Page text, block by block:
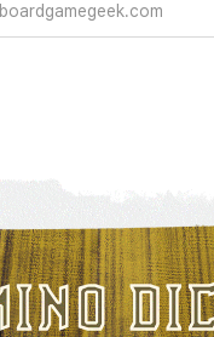
boardgamegeek.com